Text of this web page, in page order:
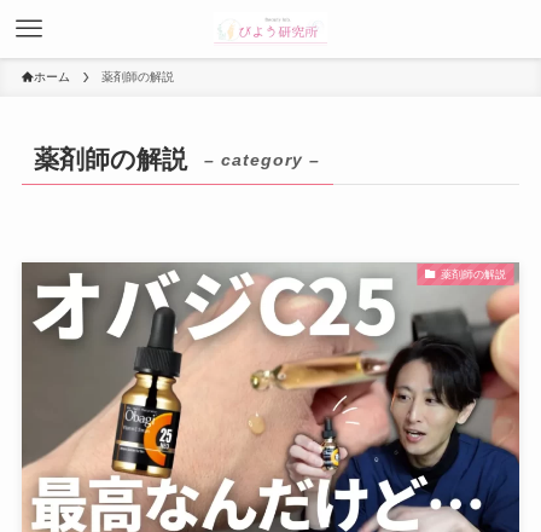
ホーム 薬剤師の解説
薬剤師の解説 – category –
薬剤師の解説